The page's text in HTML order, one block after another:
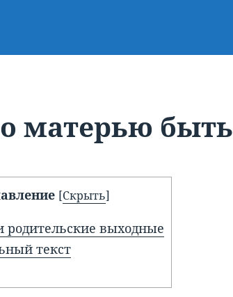
матерью быть
[Скрыть]
родительские выходные
текст